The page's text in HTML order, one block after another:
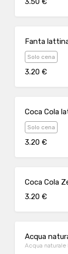
Fanta
Solo cena
3.20 €
Coca Cola
Solo cena
3.20 €
Coca Cola
3.20 €
Acqua
Acqua naturale